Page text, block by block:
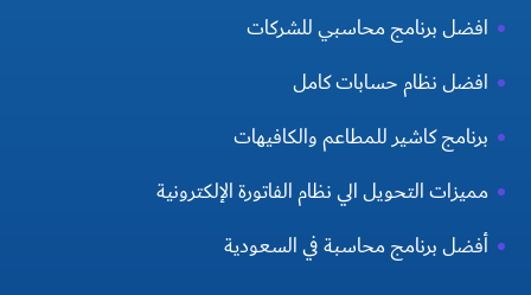
افضل برنامج محاسبي للشركات
افضل نظام حسابات كامل
برنامج كاشير للمطاعم والكافيهات
مميزات التحويل الي نظام الفاتورة الإلكترونية
أفضل برنامج محاسبة في السعودية